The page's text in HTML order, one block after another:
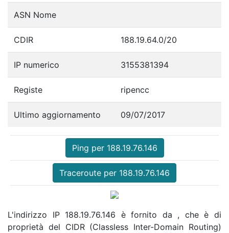
ASN Nome
CDIR 188.19.64.0/20
IP numerico 3155381394
Registe ripencc
Ultimo aggiornamento 09/07/2017
Ping per 188.19.76.146
Traceroute per 188.19.76.146
L'indirizzo IP 188.19.76.146 è fornito da , che è di
proprietà del CIDR (Classless Inter-Domain Routing)